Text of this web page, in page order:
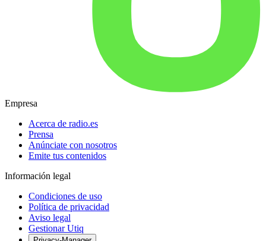
Empresa
Acerca de radio.es
Prensa
Anúnciate con nosotros
Emite tus contenidos
Información legal
Condiciones de uso
Política de privacidad
Aviso legal
Gestionar Utiq